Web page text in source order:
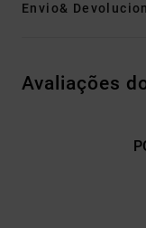
Envio&
Avaliações